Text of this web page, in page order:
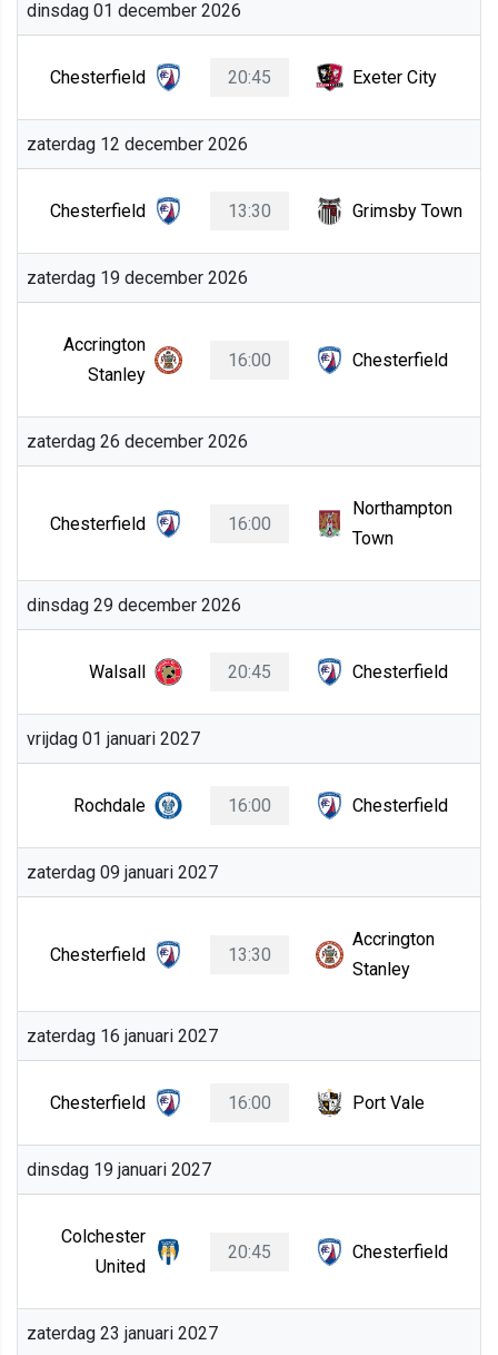
dinsdag 01 december 2026
Chesterfield 20:45 Exeter City
zaterdag 12 december 2026
Chesterfield 13:30 Grimsby Town
zaterdag 19 december 2026
Accrington
Stanley
16:00 Chesterfield
zaterdag 26 december 2026
Chesterfield 16:00
Northampton
Town
dinsdag 29 december 2026
Walsall 20:45 Chesterfield
vrijdag 01 januari 2027
Rochdale 16:00 Chesterfield
zaterdag 09 januari 2027
Chesterfield 13:30
Accrington
Stanley
zaterdag 16 januari 2027
Chesterfield 16:00 Port Vale
dinsdag 19 januari 2027
Colchester
United
20:45 Chesterfield
zaterdag 23 januari 2027